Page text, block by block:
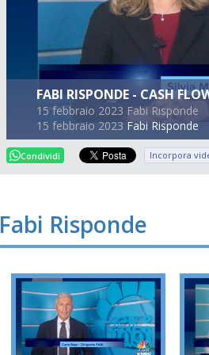
FABI RISPONDE - CASH
15 febbraio 2023 Fabi Risponde
15 febbraio 2023 Fabi Risponde
Condividi Incorpora
Fabi Risponde